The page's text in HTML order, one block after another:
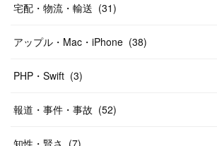
宅配・物流・輸送 (31)
アップル・Mac・iPhone (38)
PHP・Swift (3)
報道・事件・事故 (52)
知性・賢さ (7)